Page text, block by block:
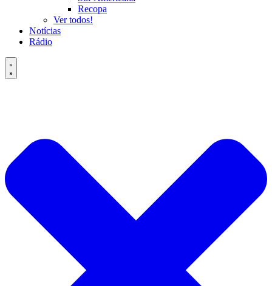
Recopa
Ver todos!
Notícias
Rádio